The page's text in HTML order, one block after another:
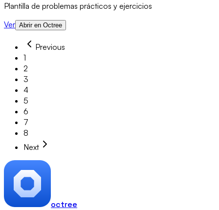
Plantilla de problemas prácticos y ejercicios
Ver Abrir en Octree
Previous
1
2
3
4
5
6
7
8
Next
octree